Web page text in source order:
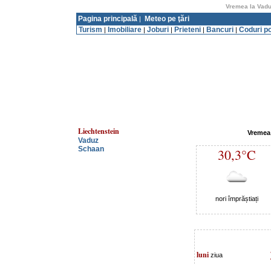
Vremea la
Pagina principală |
Meteo pe ţări
Turism | Imobiliare | Joburi | Prieteni | Bancuri | Coduri
Liechtenstein
Vaduz
Schaan
30,3°C
nori împrăștiați
luni ziua